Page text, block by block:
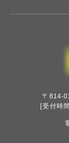
〒814-
[受付時